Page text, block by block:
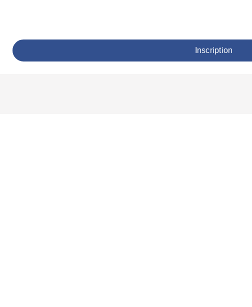
Inscription